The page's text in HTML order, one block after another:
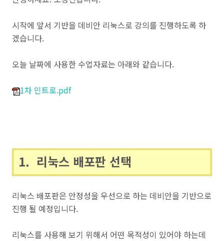
시작에 앞서 기반을 데비안 리눅스로 강의를 진행하도록 하
겠습니다.
오늘 날짜에 사용한 수업자료는 아래와 같습니다.
1차 인트로.pdf
1. 리눅스 배포판 선택
리눅스 배포판은 안정성을 우선으로 하는 데비안을 기반으로
진행 될 예정입니다.
리눅스를 사용해 보기 위해서 어떤 목적성이 있어야 하는데